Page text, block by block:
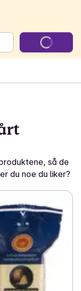
så de
du noe du liker?